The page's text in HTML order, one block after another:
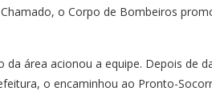
o Corpo de Bombeiros
da área acionou a equipe. Depois de
o encaminhou ao Pronto-